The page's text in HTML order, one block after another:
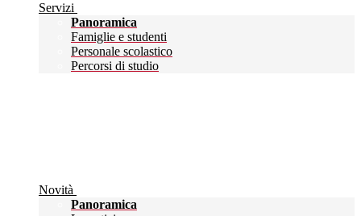
Servizi
Panoramica
Famiglie e studenti
Personale scolastico
Percorsi di studio
Novità
Panoramica